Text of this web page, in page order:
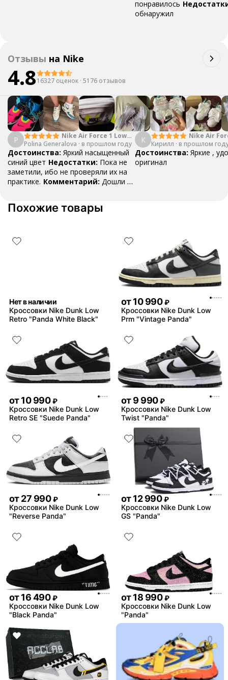
понравилось
обнаружил
Отзывы на Nike
4.816327 оценок · 5176 отзывов
P
Nike Air Force 1 Low
College Pack White
Blue
Polina Generalova · в прошлом году
Достоинства: Яркий насыщенный
синий цвет Недостатки: Пока не
заметили, ибо не проверяли их на
практике. Комментарий: Дошли за
К
Nike Air
Yellow
Кирилл · в прошлом
Достоинства: Яркие ,
оригинал
Похожие товары
Нет в наличии
Кроссовки Nike Dunk Low
Retro "Panda White Black"
от10 990 ₽
Кроссовки Nike Dunk Low
Prm "Vintage Panda"
от10 990 ₽
Кроссовки Nike Dunk Low
Retro SE "Suede Panda"
от9 990 ₽
Кроссовки Nike Dunk Low
Twist "Panda"
от27 990 ₽
Кроссовки Nike Dunk Low
"Reverse Panda"
от12 990 ₽
Кроссовки Nike Dunk Low
GS "Panda"
от16 490 ₽
Кроссовки Nike Dunk Low
"Black Panda"
от18 990 ₽
Кроссовки Nike Dunk Low
"Panda"